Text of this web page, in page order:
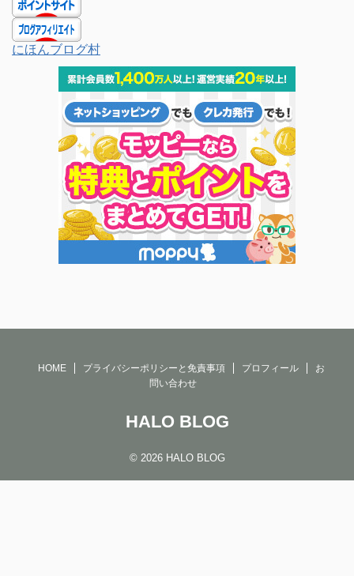
にほんブログ村
HOME プライバシーポリシーと免責事項 プロフィール
お
問い合わせ
HALO BLOG
© 2026 HALO BLOG